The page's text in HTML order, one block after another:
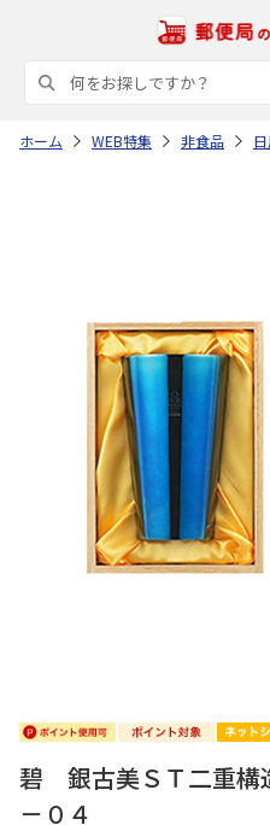
ホーム WEB特集 非食品
碧 銀古美ＳＴ二重
－０４